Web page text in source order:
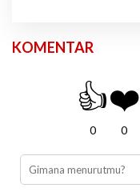
KOMENTAR
👍
0
❤️
0